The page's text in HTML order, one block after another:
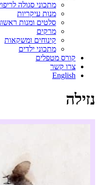
מתכוני סגולה
מנות עיקריות
סלטים ומנות
מרקים
קינוחים ומשקאות
מתכוני ילדים
קורס מטפלים
צרו קשר
English
נזילה